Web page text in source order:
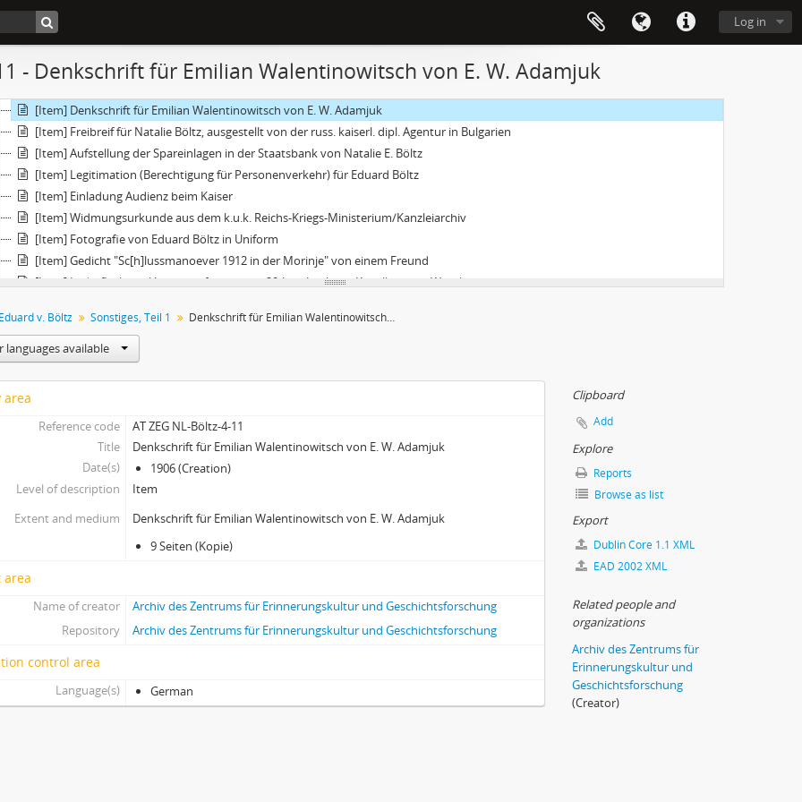
Log in
- Denkschrift für Emilian Walentinowitsch von E. W. Adamjuk
[Item] Dokumente Vermälungsanzeige mit Foto
[Item] Schulurkunde Eduard Böltz
[Item] Feldpostkorrespondenzkarte und Landwehrpass von Josef Simec
[Item] Denkschrift für Emilian Walentinowitsch von E. W. Adamjuk
[Item] Freibreif für Natalie Böltz, ausgestellt von der russ. kaiserl. dipl. Agentur in Bulgarien
[Item] Aufstellung der Spareinlagen in der Staatsbank von Natalie E. Böltz
[Item] Legitimation (Berechtigung für Personenverkehr) für Eduard Böltz
[Item] Einladung Audienz beim Kaiser
[Item] Widmungsurkunde aus dem k.u.k. Reichs-Kriegs-Ministerium/Kanzleiarchiv
[Item] Fotografie von Eduard Böltz in Uniform
[Item] Gedicht "Sc[h]lussmanoever 1912 in der Morinje" von einem Freund
[Item] Lederfleck mit Unterschriften wegen 20-Jahr-Jubiläum Kapellmeister Wacek
[File] Sonstiges, Teil 2
[File] Presse/-mitteilungen
[File] Sachobjekte
v. Böltz Sonstiges, Teil 1 Denkschrift für Emilian Walentinowitsch von E. W. Adamjuk
languages available
area
Reference code
AT ZEG NL-Böltz-4-11
Title
Denkschrift für Emilian Walentinowitsch von E. W. Adamjuk
Date(s)
1906 (Creation)
Level of description
Item
Extent and medium
Denkschrift für Emilian Walentinowitsch von E. W. Adamjuk
9 Seiten (Kopie)
area
Name of creator
Archiv des Zentrums für Erinnerungskultur und Geschichtsforschung
Repository
Archiv des Zentrums für Erinnerungskultur und Geschichtsforschung
control area
Language(s) German
Clipboard
Add
Explore
Reports
Browse as list
Export
Dublin Core 1.1 XML
EAD 2002 XML
Related people and
organizations
Archiv des Zentrums für
Erinnerungskultur und
Geschichtsforschung
(Creator)